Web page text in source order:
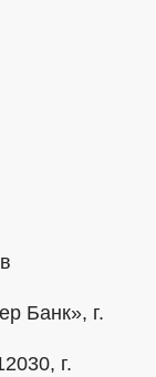
Банк», г.
г.